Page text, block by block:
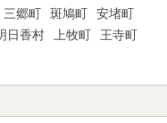
三郷町 斑鳩町
安堵町
日香村 上牧町
王寺町